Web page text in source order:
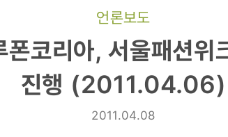
언론보도
코리아, 서울패션위
진행 (2011.04.06)
2011.04.08